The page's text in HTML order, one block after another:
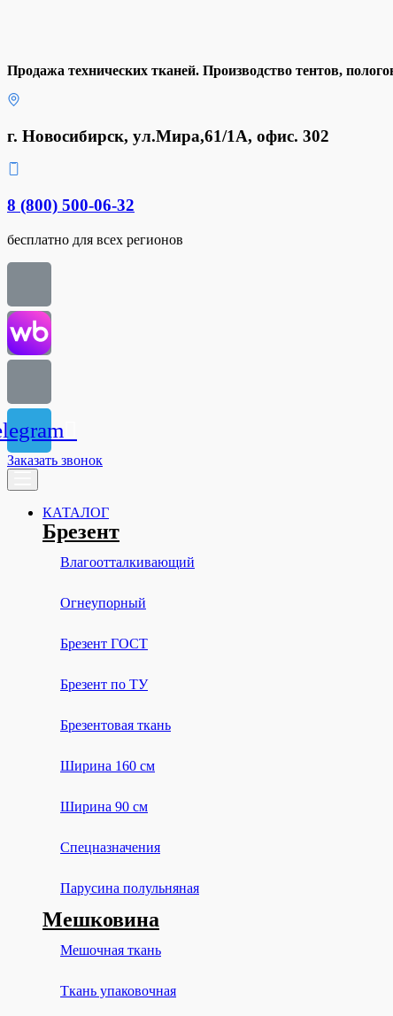
Продажа технических тканей. Производство тентов,
г. Новосибирск, ул.Мира,61/1А, офис. 302
8 (800) 500-06-32
бесплатно для всех регионов
Заказать звонок
КАТАЛОГ
Брезент
Влагоотталкивающий
Огнеупорный
Брезент ГОСТ
Брезент по ТУ
Брезентовая ткань
Ширина 160 см
Ширина 90 см
Спецназначения
Парусина полульняная
Мешковина
Мешочная ткань
Ткань упаковочная